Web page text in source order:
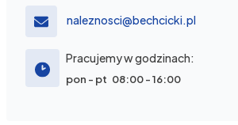
naleznosci@bechcicki.pl
Pracujemy w godzinach:
pon - pt 08:00 - 16:00